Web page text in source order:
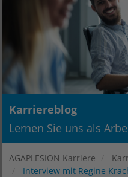
Karriereblog
Lernen Sie uns als
AGAPLESION Karriere
Interview mit Regine